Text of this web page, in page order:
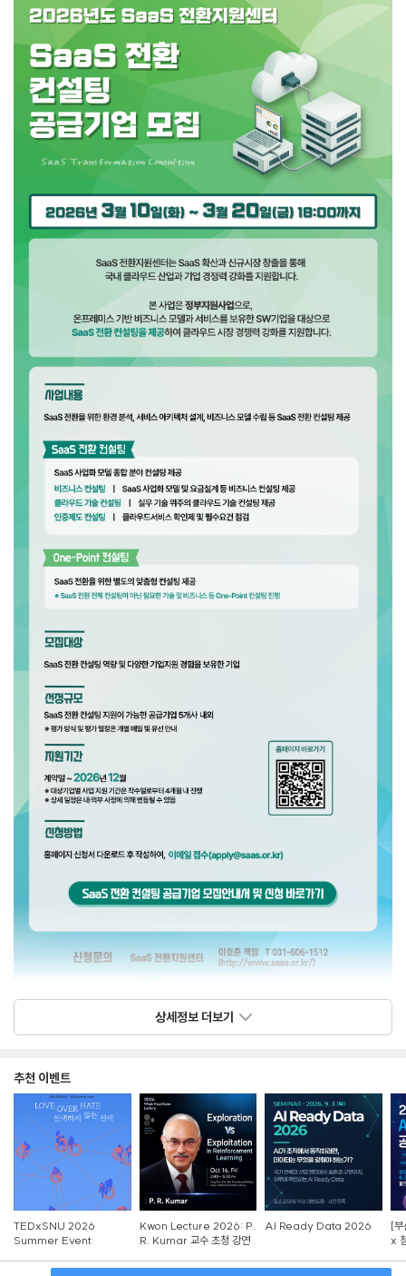
2026년_SaaS_전환지원센터_SaaS_전환
_컨설팅_공급기업_모집_공고.hwp
(75.684 KiB)
2026년_SaaS_전환지원센터_SaaS_전환
_컨설팅_공급기업_신청서.hwp (44.922
KiB)
상세정보 더보기
추천 이벤트
TEDxSNU 2026
Summer Event
Kwon Lecture 2026: P.
R. Kumar 교수 초청 강연
AI Ready Data 2026
[
x